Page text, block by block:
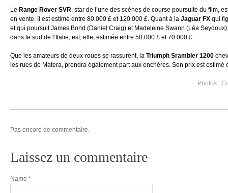
Le Range Rover SVR, star de l’une des scènes de course poursuite du film,
en vente. Il est estimé entre 80.000 £ et 120.000 £. Quant à la Jaguar FX qui
et qui poursuit James Bond (Daniel Craig) et Madeleine Swann (Léa
dans le sud de l’Italie, est, elle, estimée entre 50.000 £ et 70.000 £.
Que les amateurs de deux-roues se rassurent, la Triumph Srambler 1200
les rues de Matera, prendra également part aux enchères. Son prix est estimé
Photos :
Pas encore de commentaire.
Laissez un commentaire
Name *